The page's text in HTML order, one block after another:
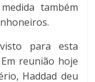
também
para esta
reunião hoje
Haddad deu